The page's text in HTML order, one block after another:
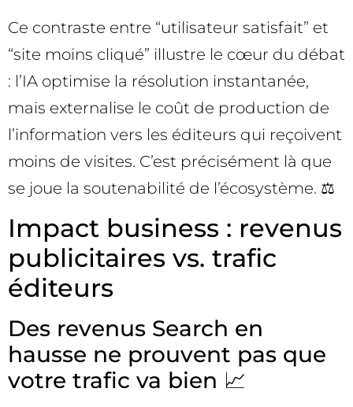
Ce contraste entre “utilisateur satisfait” et
“site moins cliqué” illustre le cœur du débat
: l’IA optimise la résolution instantanée,
mais externalise le coût de production de
l’information vers les éditeurs qui reçoivent
moins de visites. C’est précisément là que
se joue la soutenabilité de l’écosystème. ⚖️
Impact business : revenus
publicitaires vs. trafic
éditeurs
Des revenus Search en
hausse ne prouvent pas que
votre trafic va bien 📈